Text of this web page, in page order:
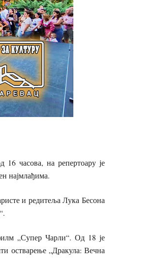
16 часова, на репертоару је
најмлађима.
и редитеља Лука Бесона
„Супер Чарли“. Од 18 је
остварење „Дракула: Вечна